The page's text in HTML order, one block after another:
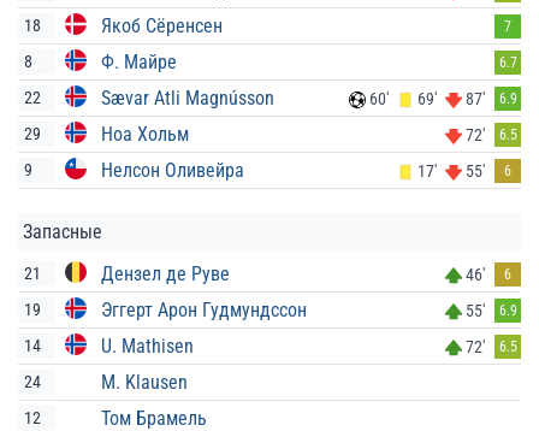
18 Якоб Сёренсен 7
8 Ф. Майре 6.7
22 Sævar Atli Magnússon 60' 69' 87' 6.9
29 Ноа Хольм 72' 6.5
9 Нелсон Оливейра 17' 55' 6
Запасные
21 Дензел де Руве 46' 6
19 Эггерт Арон Гудмундссон 55' 6.9
14 U. Mathisen 72' 6.5
24 M. Klausen
12 Том Брамель